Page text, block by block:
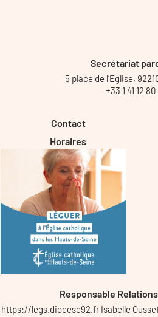
Secrétariat
5 place de l’Eglise,
+33 1 41 12
Contact
Horaires
Responsable
https://legs.diocese92.fr Isabelle